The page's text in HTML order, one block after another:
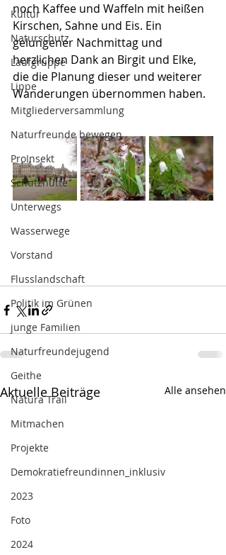
Kultur
Naturschutz
Laufgruppe
Lippe
Mitgliederversammlung
Naturfreunde bewegen
ProInsekt
Schutzhütte
Unterwegs
Wasserwege
Vorstand
Flusslandschaft
Politik im Grünen
junge Familien
Naturfreundejugend
Geithe
Natura Trail
Mitmachen
Projekte
Demokratiefreundinnen_inklusiv
2023
Foto
2024
noch Kaffee und Waffeln mit heißen
Kirschen, Sahne und Eis. Ein
gelungener Nachmittag und
herzlichen Dank an Birgit und Elke,
die die Planung dieser und weiterer
Wanderungen übernommen haben.
Aktuelle Beiträge Alle ansehen